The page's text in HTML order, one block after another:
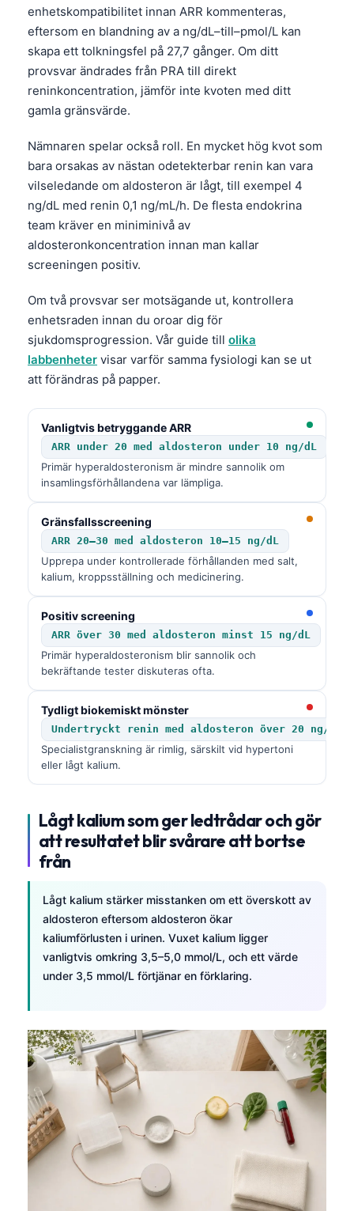
enhetskompatibilitet innan ARR kommenteras,
eftersom en blandning av a ng/dL–till–pmol/L kan
skapa ett tolkningsfel på 27,7 gånger. Om ditt
provsvar ändrades från PRA till direkt
reninkoncentration, jämför inte kvoten med ditt
gamla gränsvärde.
Nämnaren spelar också roll. En mycket hög kvot som
bara orsakas av nästan odetekterbar renin kan vara
vilseledande om aldosteron är lågt, till exempel 4
ng/dL med renin 0,1 ng/mL/h. De flesta endokrina
team kräver en miniminivå av
aldosteronkoncentration innan man kallar
screeningen positiv.
Om två provsvar ser motsägande ut, kontrollera
enhetsraden innan du oroar dig för
sjukdomsprogression. Vår guide till olika
labbenheter visar varför samma fysiologi kan se ut
att förändras på papper.
Vanligtvis betryggande ARR
ARR under 20 med aldosteron under 10 ng/dL
Primär hyperaldosteronism är mindre sannolik om
insamlingsförhållandena var lämpliga.
Gränsfallsscreening
ARR 20–30 med aldosteron 10–15 ng/dL
Upprepa under kontrollerade förhållanden med salt,
kalium, kroppsställning och medicinering.
Positiv screening
ARR över 30 med aldosteron minst 15 ng/dL
Primär hyperaldosteronism blir sannolik och
bekräftande tester diskuteras ofta.
Tydligt biokemiskt mönster
Undertryckt renin med aldosteron över 20 ng/dL
Specialistgranskning är rimlig, särskilt vid hypertoni
eller lågt kalium.
Lågt kalium som ger ledtrådar och gör
att resultatet blir svårare att bortse
från
Lågt kalium stärker misstanken om ett överskott av
aldosteron eftersom aldosteron ökar
kaliumförlusten i urinen. Vuxet kalium ligger
vanligtvis omkring 3,5–5,0 mmol/L, och ett värde
under 3,5 mmol/L förtjänar en förklaring.